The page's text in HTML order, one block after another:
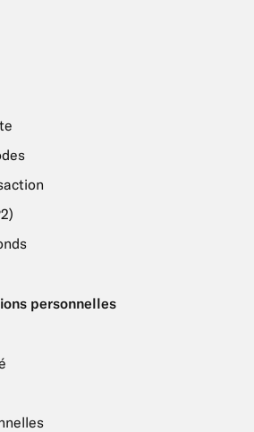
personnelles